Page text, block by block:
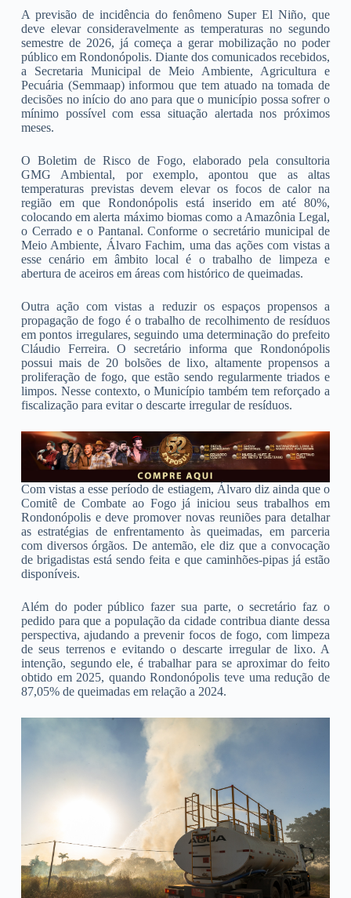
A previsão de incidência do fenômeno Super El Niño, que
deve elevar consideravelmente as temperaturas no segundo
semestre de 2026, já começa a gerar mobilização no poder
público em Rondonópolis. Diante dos comunicados recebidos,
a Secretaria Municipal de Meio Ambiente, Agricultura e
Pecuária (Semmaap) informou que tem atuado na tomada de
decisões no início do ano para que o município possa sofrer o
mínimo possível com essa situação alertada nos próximos
meses.
O Boletim de Risco de Fogo, elaborado pela consultoria
GMG Ambiental, por exemplo, apontou que as altas
temperaturas previstas devem elevar os focos de calor na
região em que Rondonópolis está inserido em até 80%,
colocando em alerta máximo biomas como a Amazônia Legal,
o Cerrado e o Pantanal. Conforme o secretário municipal de
Meio Ambiente, Álvaro Fachim, uma das ações com vistas a
esse cenário em âmbito local é o trabalho de limpeza e
abertura de aceiros em áreas com histórico de queimadas.
Outra ação com vistas a reduzir os espaços propensos a
propagação de fogo é o trabalho de recolhimento de resíduos
em pontos irregulares, seguindo uma determinação do prefeito
Cláudio Ferreira. O secretário informa que Rondonópolis
possui mais de 20 bolsões de lixo, altamente propensos a
proliferação de fogo, que estão sendo regularmente triados e
limpos. Nesse contexto, o Município também tem reforçado a
fiscalização para evitar o descarte irregular de resíduos.
Com vistas a esse período de estiagem, Álvaro diz ainda que o
Comitê de Combate ao Fogo já iniciou seus trabalhos em
Rondonópolis e deve promover novas reuniões para detalhar
as estratégias de enfrentamento às queimadas, em parceria
com diversos órgãos. De antemão, ele diz que a convocação
de brigadistas está sendo feita e que caminhões-pipas já estão
disponíveis.
Além do poder público fazer sua parte, o secretário faz o
pedido para que a população da cidade contribua diante dessa
perspectiva, ajudando a prevenir focos de fogo, com limpeza
de seus terrenos e evitando o descarte irregular de lixo. A
intenção, segundo ele, é trabalhar para se aproximar do feito
obtido em 2025, quando Rondonópolis teve uma redução de
87,05% de queimadas em relação a 2024.